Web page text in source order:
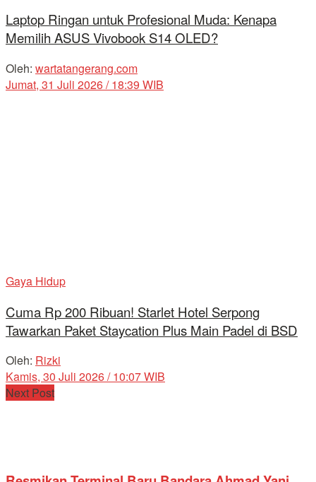
Laptop Ringan untuk Profesional Muda: Kenapa
Memilih ASUS Vivobook S14 OLED?
Oleh: wartatangerang.com
Jumat, 31 Juli 2026 / 18:39 WIB
Gaya Hidup
Cuma Rp 200 Ribuan! Starlet Hotel Serpong
Tawarkan Paket Staycation Plus Main Padel di BSD
Oleh: Rizki
Kamis, 30 Juli 2026 / 10:07 WIB
Next Post